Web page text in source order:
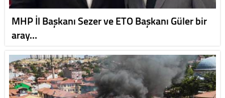
MHP İl Başkanı Sezer ve ETO Başkanı Güler bir
aray…